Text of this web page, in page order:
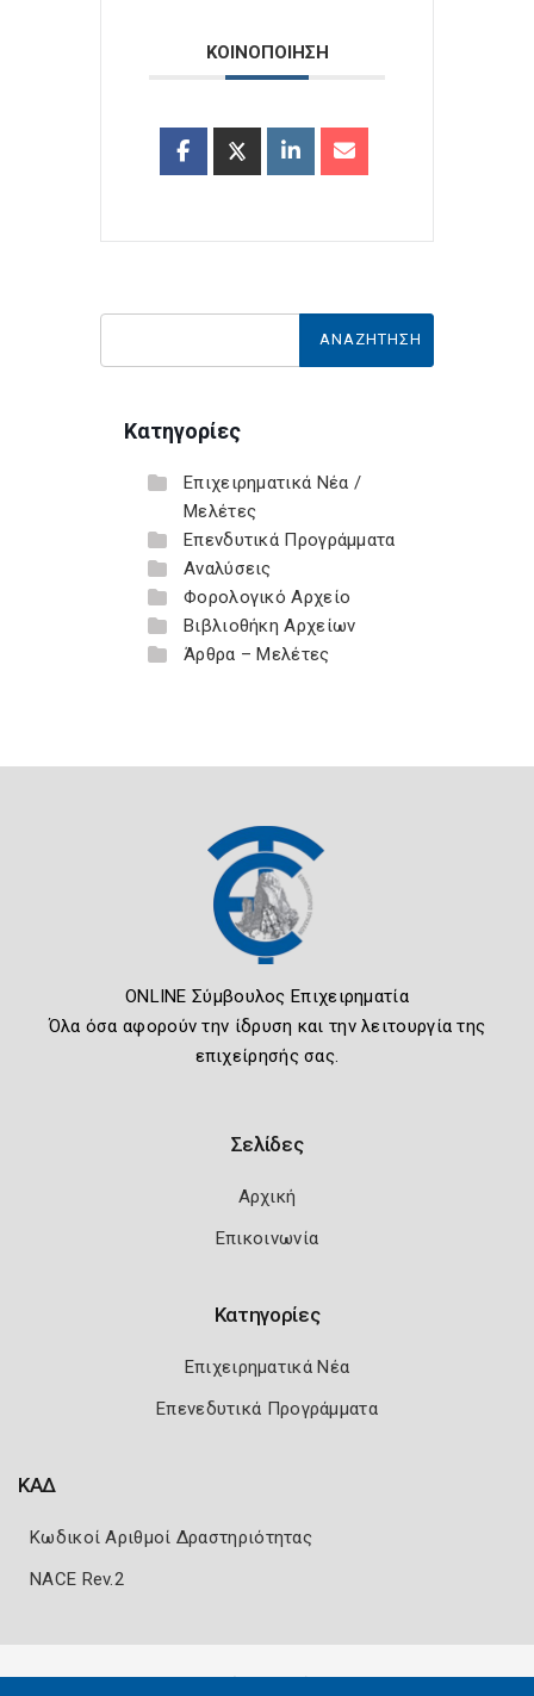
ΚΟΙΝΟΠΟΙΗΣΗ
Κατηγορίες
Επιχειρηματικά Νέα /
Μελέτες
Επενδυτικά Προγράμματα
Αναλύσεις
Φορολογικό Αρχείο
Βιβλιοθήκη Αρχείων
Άρθρα – Μελέτες
ONLINE Σύμβουλος Επιχειρηματία
Όλα όσα αφορούν την ίδρυση και την λειτουργία της
επιχείρησής σας.
Σελίδες
Αρχική
Επικοινωνία
Κατηγορίες
Επιχειρηματικά Νέα
Επενεδυτικά Προγράμματα
ΚΑΔ
Κωδικοί Αριθμοί Δραστηριότητας
NACE Rev.2